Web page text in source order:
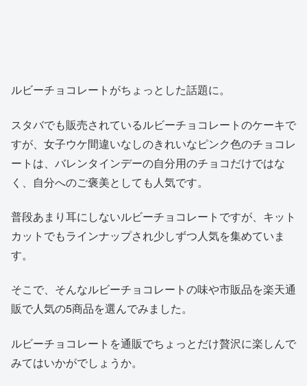
ルビーチョコレートがちょっとした話題に。
スタバでも販売されているルビーチョコレートのケーキで
すが、女子ウケ間違いなしのきれいなピンク色のチョコレ
ートは、バレンタインデーの自分用のチョコだけではな
く、自分へのご褒美としても人気です。
普段あまり耳にしないルビーチョコレートですが、キット
カットでもラインナップされ少しずつ人気を集めていま
す。
そこで、そんなルビーチョコレートの味や市販品を楽天通
販で人気の5商品を選んでみました。
ルビーチョコレートを通販でちょっとだけ贅沢に楽しんで
みてはいかがでしょうか。